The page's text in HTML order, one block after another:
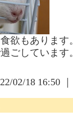
欲もありま
ごしています
02/18 16:50